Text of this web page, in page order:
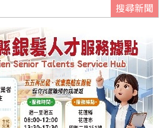
搜尋新聞